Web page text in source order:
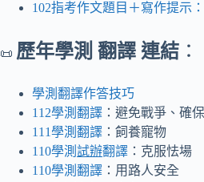
102指考作文題目＋寫作提示
📜 歷年學測 翻譯 連結 ：
學測翻譯作答技巧
112學測翻譯 ：避免戰爭、確
111學測翻譯 ：飼養寵物
110學測 試辦翻譯 ：克服怯場
110學測翻譯 ：用路人安全